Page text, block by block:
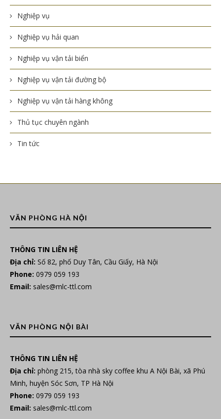
Nghiệp vụ
Nghiệp vụ hải quan
Nghiệp vụ vận tải biển
Nghiệp vụ vận tải đường bộ
Nghiệp vụ vận tải hàng không
Thủ tục chuyên ngành
Tin tức
VĂN PHÒNG HÀ NỘI
THÔNG TIN LIÊN HỆ
Địa chỉ: Số 82, phố Duy Tân, Cầu Giấy, Hà Nội
Phone: 0979 059 193
Email: sales@mlc-ttl.com
VĂN PHÒNG NỘI BÀI
THÔNG TIN LIÊN HỆ
Địa chỉ: phòng 215, tòa nhà sky coffee khu A Nội Bài, xã Phú
Minh, huyện Sóc Sơn, TP Hà Nội
Phone: 0979 059 193
Email: sales@mlc-ttl.com